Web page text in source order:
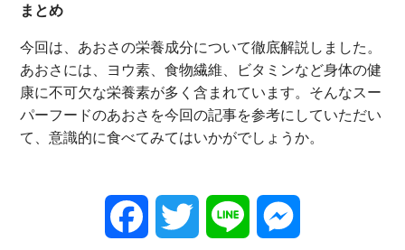
まとめ
今回は、あおさの栄養成分について徹底解説しました。
あおさには、ヨウ素、食物繊維、ビタミンなど身体の健
康に不可欠な栄養素が多く含まれています。そんなスー
パーフードのあおさを今回の記事を参考にしていただい
て、意識的に食べてみてはいかがでしょうか。
FacebookTwitter Line